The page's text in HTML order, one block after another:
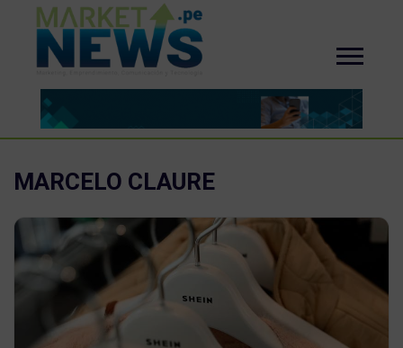
MARCELO CLAURE